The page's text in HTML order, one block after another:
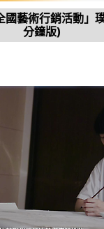
藝術行銷活動」
分鐘版)